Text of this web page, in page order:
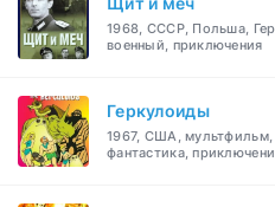
1968, СССР, Польша,
военный, приключения
Геркулоиды
1967, США,
фантастика,